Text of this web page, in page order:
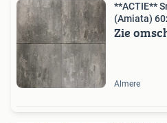
**ACTIE**
(Amiata)
Zie
Almere